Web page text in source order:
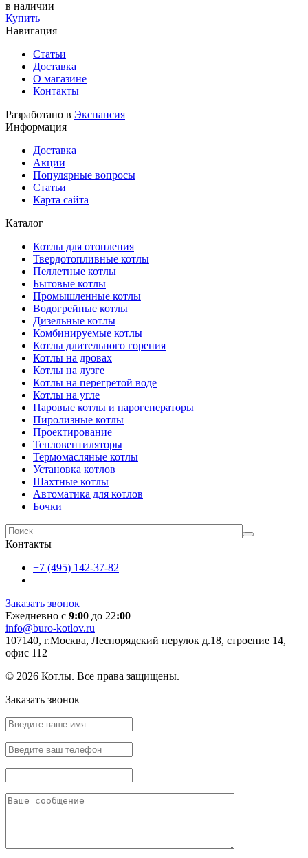
в наличии
Купить
Навигация
Статьи
Доставка
О магазине
Контакты
Разработано в Экспансия
Информация
Доставка
Акции
Популярные вопросы
Статьи
Карта сайта
Каталог
Котлы для отопления
Твердотопливные котлы
Пеллетные котлы
Бытовые котлы
Промышленные котлы
Водогрейные котлы
Дизельные котлы
Комбинируемые котлы
Котлы длительного горения
Котлы на дровах
Котлы на лузге
Котлы на перегретой воде
Котлы на угле
Паровые котлы и парогенераторы
Пиролизные котлы
Проектирование
Тепловентиляторы
Термомасляные котлы
Установка котлов
Шахтные котлы
Автоматика для котлов
Бочки
Контакты
+7 (495) 142-37-82
Заказать звонок
Ежедневно с 9:00 до 22:00
info@buro-kotlov.ru
107140, г.Москва, Леснорядский перулок д.18, строение 14,
офис 112
© 2026 Котлы. Все права защищены.
Заказать звонок